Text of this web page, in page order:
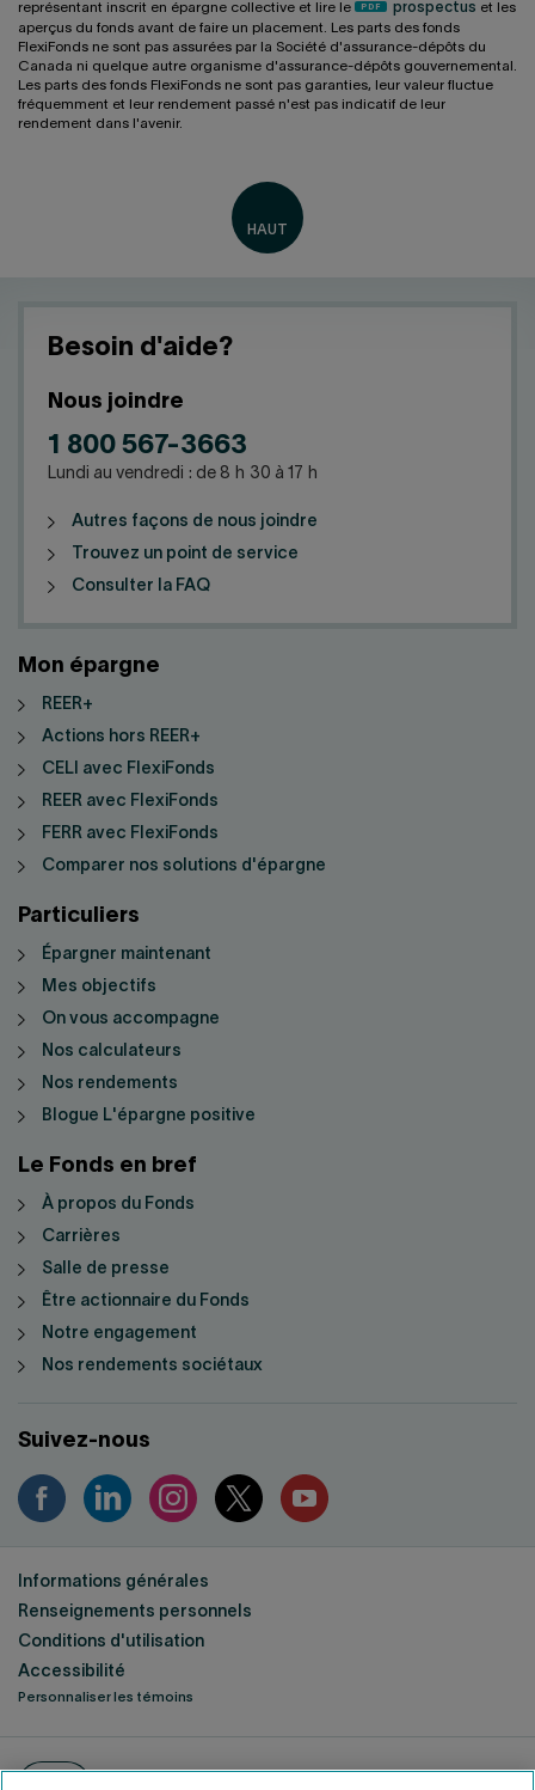
représentant inscrit en épargne collective et lire le
prospectus et les
aperçus du fonds avant de faire un placement. Les parts des fonds
FlexiFonds ne sont pas assurées par la Société d'assurance-dépôts du
Canada ni quelque autre organisme d'assurance-dépôts gouvernemental.
Les parts des fonds FlexiFonds ne sont pas garanties, leur valeur fluctue
fréquemment et leur rendement passé n'est pas indicatif de leur
rendement dans l'avenir.
Besoin d'aide?
Nous joindre
1 800 567-3663
Lundi au vendredi : de 8 h 30 à 17 h
Autres façons de nous joindre
Trouvez un point de service
Consulter la FAQ
Mon épargne
REER+
Actions hors REER+
CELI avec FlexiFonds
REER avec FlexiFonds
FERR avec FlexiFonds
Comparer nos solutions d'épargne
Particuliers
Épargner maintenant
Mes objectifs
On vous accompagne
Nos calculateurs
Nos rendements
Blogue L'épargne positive
Le Fonds en bref
À propos du Fonds
Carrières
Salle de presse
Être actionnaire du Fonds
Notre engagement
Nos rendements sociétaux
Suivez-nous
Informations générales
Renseignements personnels
Conditions d'utilisation
Accessibilité
Personnaliser les témoins